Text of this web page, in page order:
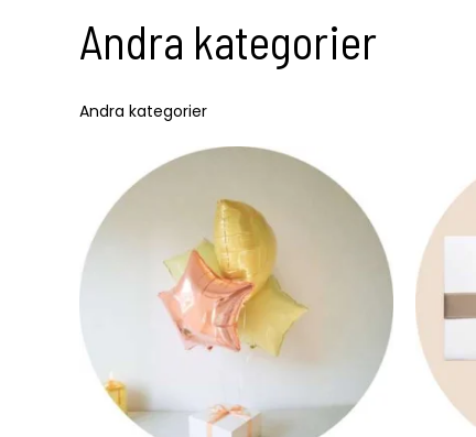
Andra kategorier
Andra kategorier